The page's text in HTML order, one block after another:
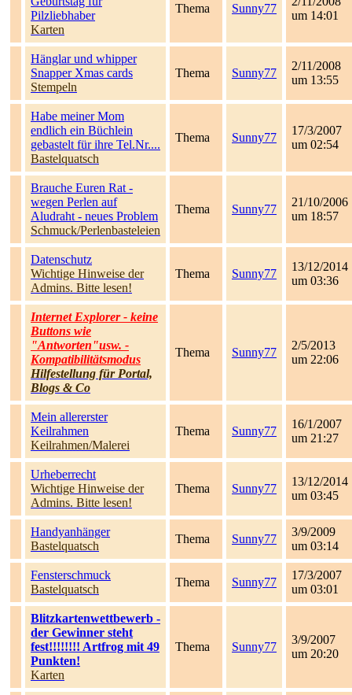
Pilzliebhaber
Karten
Thema Sunny77
um 14:01
Hänglar und whipper
Snapper Xmas cards
Stempeln
Thema Sunny77
2/11/2008
um 13:55
Habe meiner Mom
endlich ein Büchlein
gebastelt für ihre Tel.Nr....
Bastelquatsch
Thema Sunny77
17/3/2007
um 02:54
Brauche Euren Rat -
wegen Perlen auf
Aludraht - neues Problem
Schmuck/Perlenbasteleien
Thema Sunny77
21/10/2006
um 18:57
Datenschutz
Wichtige Hinweise der
Admins. Bitte lesen!
Thema Sunny77
13/12/2014
um 03:36
Internet Explorer - keine
Buttons wie
"Antworten"usw. -
Kompatibilitätsmodus
Hilfestellung für Portal,
Blogs & Co
Thema Sunny77
2/5/2013
um 22:06
Mein allererster
Keilrahmen
Keilrahmen/Malerei
Thema Sunny77
16/1/2007
um 21:27
Urheberrecht
Wichtige Hinweise der
Admins. Bitte lesen!
Thema Sunny77
13/12/2014
um 03:45
Handyanhänger
Bastelquatsch
Thema Sunny77
3/9/2009
um 03:14
Fensterschmuck
Bastelquatsch
Thema Sunny77
17/3/2007
um 03:01
Blitzkartenwettbewerb -
der Gewinner steht
fest!!!!!!!! Artfrog mit 49
Punkten!
Karten
Thema Sunny77
3/9/2007
um 20:20